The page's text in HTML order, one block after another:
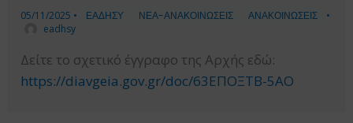
05/11/2025 • ΕΑΔΗΣΥ ΝΕΑ-ΑΝΑΚΟΙΝΩΣΕΙΣ ΑΝΑΚΟΙΝΩΣΕΙΣ
•
eadhsy
Δείτε το σχετικό έγγραφο της Αρχής εδώ:
https://diavgeia.gov.gr/doc/63ΕΠΟΞΤΒ-5ΑΟ